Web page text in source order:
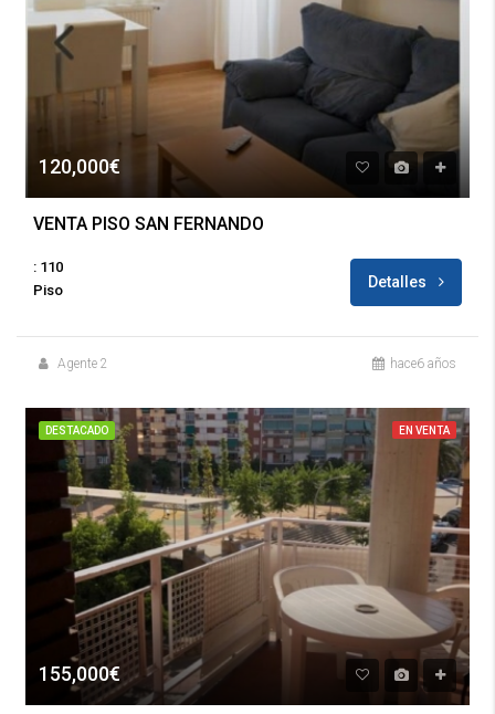
120,000€
VENTA PISO SAN FERNANDO
: 110
Piso
Detalles
Agente 2 hace6 años
DESTACADO EN VENTA
155,000€